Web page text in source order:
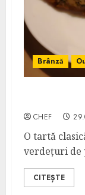
Brânză
CHEF
O tartă
verdețuri de
CITEȘTE